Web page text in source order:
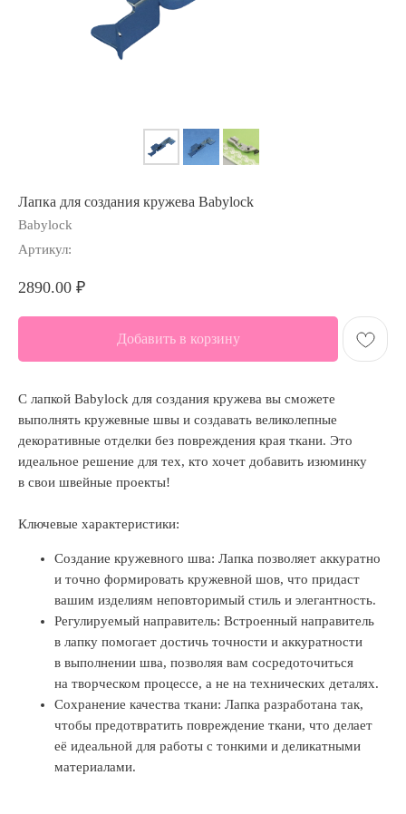
Лапка для создания кружева Babylock
Babylock
Артикул:
2890.00 ₽
Добавить в корзину
С лапкой Babylock для создания кружева вы сможете
выполнять кружевные швы и создавать великолепные
декоративные отделки без повреждения края ткани. Это
идеальное решение для тех, кто хочет добавить изюминку
в свои швейные проекты!
Ключевые характеристики:
Создание кружевного шва: Лапка позволяет аккуратно
и точно формировать кружевной шов, что придаст
вашим изделиям неповторимый стиль и элегантность.
Регулируемый направитель: Встроенный направитель
в лапку помогает достичь точности и аккуратности
в выполнении шва, позволяя вам сосредоточиться
на творческом процессе, а не на технических деталях.
Сохранение качества ткани: Лапка разработана так,
чтобы предотвратить повреждение ткани, что делает
её идеальной для работы с тонкими и деликатными
материалами.